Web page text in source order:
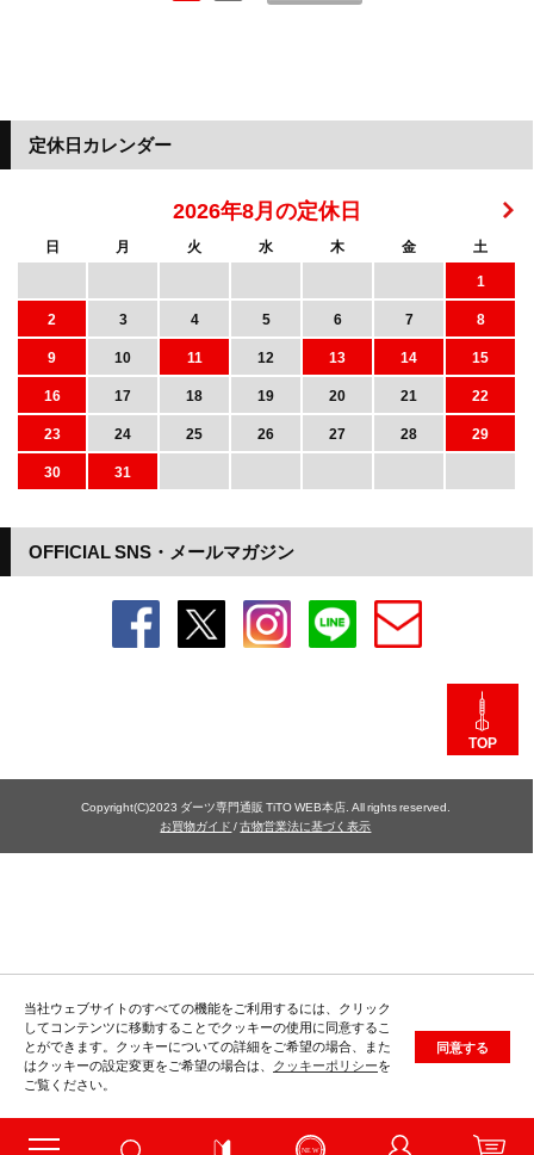
当社ウェブサイトのすべての機能をご利用するには、クリック
してコンテンツに移動することでクッキーの使用に同意するこ
とができます。クッキーについての詳細をご希望の場合、また
はクッキーの設定変更をご希望の場合は、 クッキーポリシーを
ご覧ください。
同意する
OFFICIAL SNS・メールマガジン
定休日カレンダー
2026年8月の定休日
日 月 火 水 木 金
土
1
2
3 4 5 6 7
8
9
10 11 12 13 14
15
16
17 18 19 20 21
22
23
24 25 26 27 28
29
30
31
TOP
Copyright(C)2023 ダーツ専門通販 TiTO WEB本店. All rights reserved.
お買物ガイド /古物営業法に基づく表示